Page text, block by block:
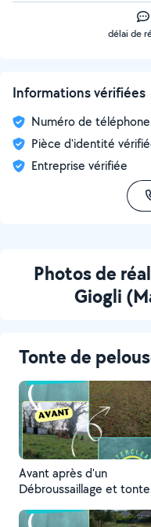
délai de
Informations vérifiées
Numéro de
Pièce d'identité
Entreprise vérifiée
Photos de
Giogli
Tonte de
Avant après d'un
Débroussaillage et tonte